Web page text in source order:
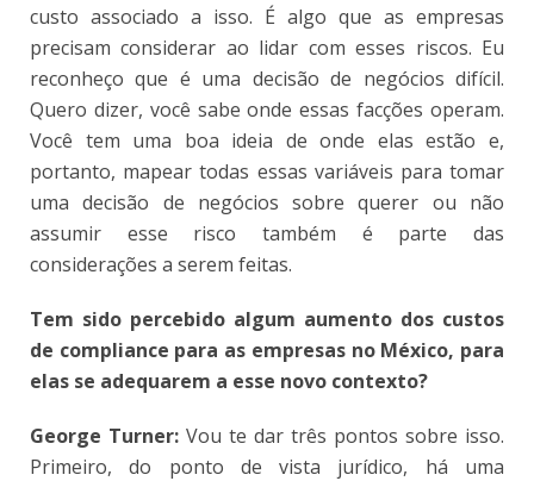
custo associado a isso. É algo que as empresas
precisam considerar ao lidar com esses riscos. Eu
reconheço que é uma decisão de negócios difícil.
Quero dizer, você sabe onde essas facções operam.
Você tem uma boa ideia de onde elas estão e,
portanto, mapear todas essas variáveis para tomar
uma decisão de negócios sobre querer ou não
assumir esse risco também é parte das
considerações a serem feitas.
Tem sido percebido algum aumento dos custos
de compliance para as empresas no México, para
elas se adequarem a esse novo contexto?
George Turner: Vou te dar três pontos sobre isso.
Primeiro, do ponto de vista jurídico, há uma